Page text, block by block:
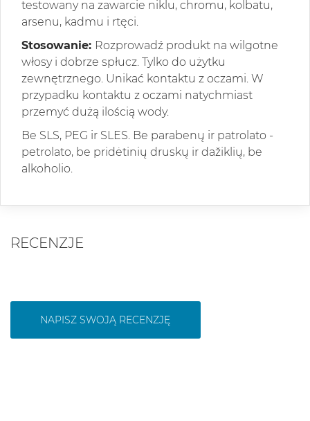
testowany na zawarcie niklu, chromu, kolbatu,
arsenu, kadmu i rtęci.
Stosowanie: Rozprowadź produkt na wilgotne
włosy i dobrze spłucz. Tylko do użytku
zewnętrznego. Unikać kontaktu z oczami. W
przypadku kontaktu z oczami natychmiast
przemyć dużą ilością wody.
Be SLS, PEG ir SLES. Be parabenų ir patrolato -
petrolato, be pridėtinių druskų ir dažiklių, be
alkoholio.
RECENZJE
NAPISZ SWOJĄ RECENZJĘ